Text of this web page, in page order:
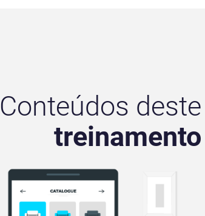
Conteúdos deste
treinamento